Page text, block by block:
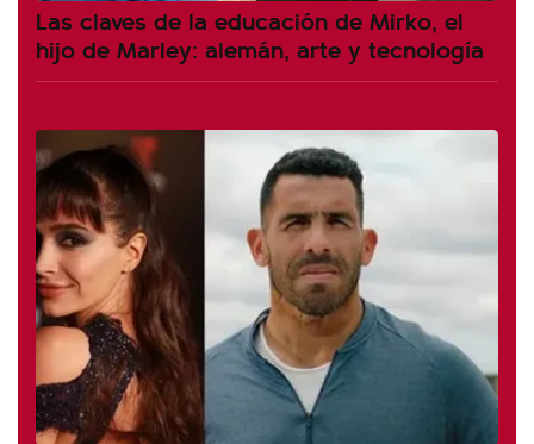
Las claves de la educación de Mirko, el
hijo de Marley: alemán, arte y tecnología